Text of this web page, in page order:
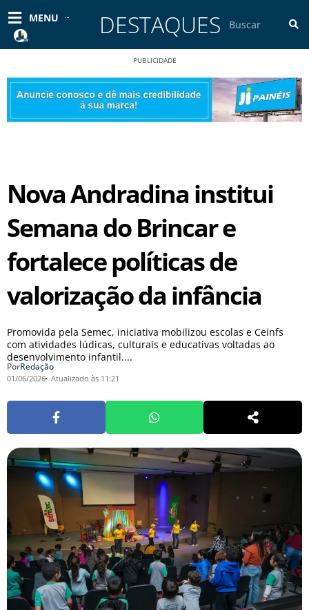
para
conteúdo
MENU DESTAQUES
PUBLICIDADE
Nova Andradina institui
Semana do Brincar e
fortalece políticas de
valorização da infância
Promovida pela Semec, iniciativa mobilizou escolas e Ceinfs
com atividades lúdicas, culturais e educativas voltadas ao
desenvolvimento infantil....
PorRedação
01/06/2026 Atualizado às 11:21